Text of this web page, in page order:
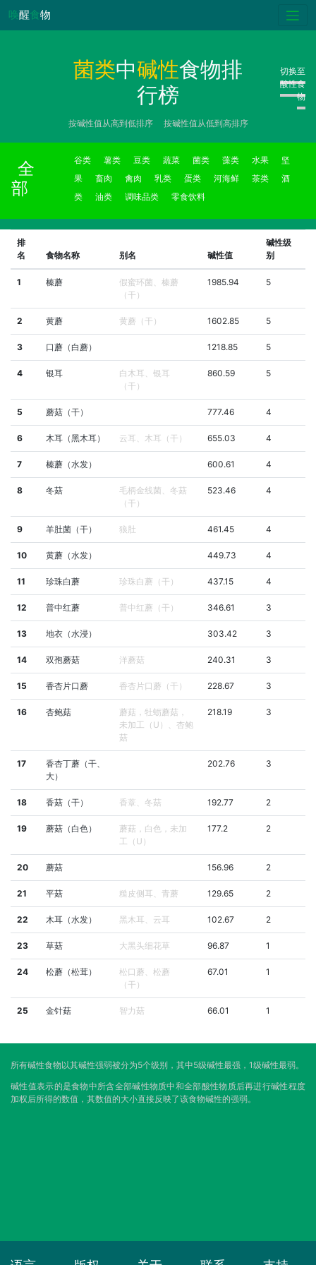
唤醒食物
菌类中碱性食物排
行榜
切换至
酸性食
物
按碱性值从高到低排序 按碱性值从低到高排序
全
部
谷类 薯类 豆类 蔬菜 菌类 藻类 水果
坚
果
畜肉 禽肉 乳类 蛋类 河海鲜 茶类
酒
类
油类 调味品类 零食饮料
排
名
食物名称 别名 碱性值
碱性级
别
1 榛蘑
假蜜环菌、榛蘑
（干）
1985.94 5
2 黄蘑 黄蘑（干） 1602.85 5
3 口蘑（白蘑） 1218.85 5
4 银耳
白木耳、银耳
（干）
860.59 5
5 蘑菇（干） 777.46 4
6 木耳（黑木耳） 云耳、木耳（干） 655.03 4
7 榛蘑（水发） 600.61 4
8 冬菇
毛柄金线菌、冬菇
（干）
523.46 4
9 羊肚菌（干） 狼肚 461.45 4
10 黄蘑（水发） 449.73 4
11 珍珠白蘑 珍珠白蘑（干） 437.15 4
12 普中红蘑 普中红蘑（干） 346.61 3
13 地衣（水浸） 303.42 3
14 双孢蘑菇 洋蘑菇 240.31 3
15 香杏片口蘑 香杏片口蘑（干） 228.67 3
16 杏鲍菇
蘑菇，牡蛎蘑菇，
未加工（U）、杏鲍
菇
218.19 3
17
香杏丁蘑（干、
大）
202.76 3
18 香菇（干） 香蔁、冬菇 192.77 2
19 蘑菇（白色）
蘑菇，白色，未加
工（U）
177.2 2
20 蘑菇 156.96 2
21 平菇 糙皮侧耳、青蘑 129.65 2
22 木耳（水发） 黑木耳、云耳 102.67 2
23 草菇 大黑头细花草 96.87 1
24 松蘑（松茸）
松口蘑、松蘑
（干）
67.01 1
25 金针菇 智力菇 66.01 1
所有碱性食物以其碱性强弱被分为5个级别，其中5级碱性最强，1级碱性最弱。
碱性值表示的是食物中所含全部碱性物质中和全部酸性物质后再进行碱性程度
加权后所得的数值，其数值的大小直接反映了该食物碱性的强弱。